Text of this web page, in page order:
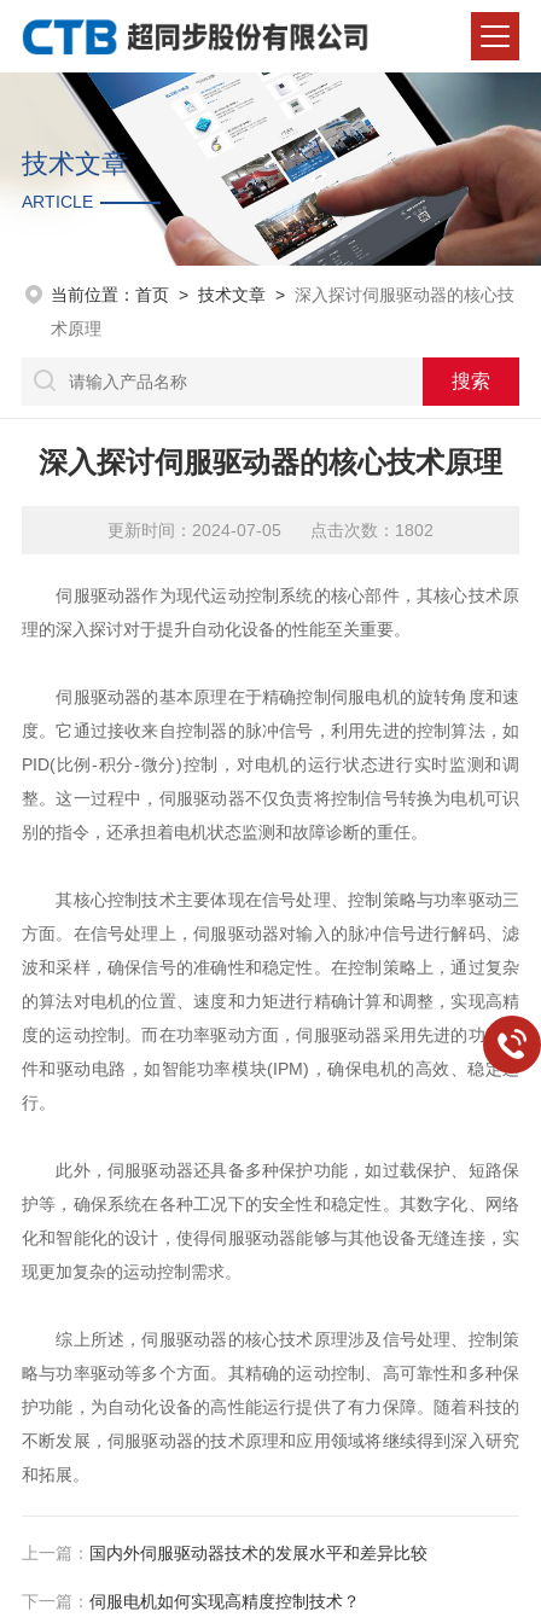
技术文章
ARTICLE
当前位置： 首页> 技术文章> 深入探讨伺服驱动器的核心技
术原理
深入探讨伺服驱动器的核心技术原理
更新时间：2024-07-05 点击次数：1802
伺服驱动器作为现代运动控制系统的核心部件，其核心技术原
理的深入探讨对于提升自动化设备的性能至关重要。
伺服驱动器的基本原理在于精确控制伺服电机的旋转角度和速
度。它通过接收来自控制器的脉冲信号，利用先进的控制算法，如
PID(比例-积分-微分)控制，对电机的运行状态进行实时监测和调
整。这一过程中，伺服驱动器不仅负责将控制信号转换为电机可识
别的指令，还承担着电机状态监测和故障诊断的重任。
其核心控制技术主要体现在信号处理、控制策略与功率驱动三
方面。在信号处理上，伺服驱动器对输入的脉冲信号进行解码、滤
波和采样，确保信号的准确性和稳定性。在控制策略上，通过复杂
的算法对电机的位置、速度和力矩进行精确计算和调整，实现高精
度的运动控制。而在功率驱动方面，伺服驱动器采用先进的功率器
件和驱动电路，如智能功率模块(IPM)，确保电机的高效、稳定运
行。
此外，伺服驱动器还具备多种保护功能，如过载保护、短路保
护等，确保系统在各种工况下的安全性和稳定性。其数字化、网络
化和智能化的设计，使得伺服驱动器能够与其他设备无缝连接，实
现更加复杂的运动控制需求。
综上所述，伺服驱动器的核心技术原理涉及信号处理、控制策
略与功率驱动等多个方面。其精确的运动控制、高可靠性和多种保
护功能，为自动化设备的高性能运行提供了有力保障。随着科技的
不断发展，伺服驱动器的技术原理和应用领域将继续得到深入研究
和拓展。
上一篇： 国内外伺服驱动器技术的发展水平和差异比较
下一篇： 伺服电机如何实现高精度控制技术？